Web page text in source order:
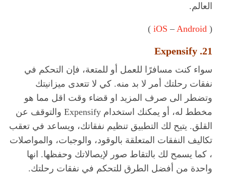
العالم.
(
iOS – Android
)
21. Expensify
سواء كنت مسافرًا للعمل أو للمتعة، فإن التحكم في
نفقات رحلتك أمر لا بد منه. كي لا تتعدى ميزانيتك
وتضطر الى صرف المزيد او قضاء وقت اقل مما هو
مخطط له، أو يمكنك استخدام Expensify والتوقف عن
القلق. يتيح لك التطبيق تنظيم نفقاتك، ويساعد في تعقب
تكاليف النفقات المتعلقة بالوقود، والوجبات، والمواصلات
، كما يسمح لك بالتقاط صور لإيصالاتك وحفظها. انها
واحدة من أفضل الطرق للتحكم في نفقات رحلتك.